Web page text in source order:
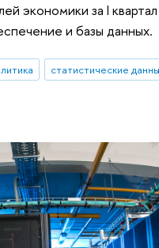
экономики за I
и базы данных.
статистические